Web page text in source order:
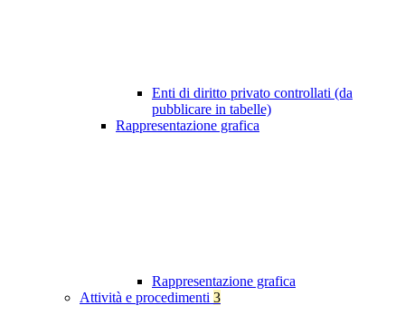
Enti di diritto privato controllati (da
pubblicare in tabelle)
Rappresentazione grafica
Rappresentazione grafica
Attività e procedimenti 3